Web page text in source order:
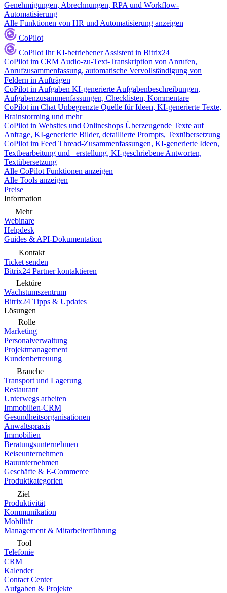
Genehmigungen, Abrechnungen, RPA und Workflow-
Automatisierung
Alle Funktionen von HR und Automatisierung anzeigen
CoPilot
CoPilot Ihr KI-betriebener Assistent in Bitrix24
CoPilot im CRM Audio-zu-Text-Transkription von Anrufen,
Anrufzusammenfassung, automatische Vervollständigung von
Feldern in Aufträgen
CoPilot in Aufgaben KI-generierte Aufgabenbeschreibungen,
Aufgabenzusammenfassungen, Checklisten, Kommentare
CoPilot im Chat Unbegrenzte Quelle für Ideen, KI-generierte Texte,
Brainstorming und mehr
CoPilot in Websites und Onlineshops Überzeugende Texte auf
Anfrage, KI-generierte Bilder, detaillierte Prompts, Textübersetzung
CoPilot im Feed Thread-Zusammenfassungen, KI-generierte Ideen,
Textbearbeitung und –erstellung, KI-geschriebene Antworten,
Textübersetzung
Alle CoPilot Funktionen anzeigen
Alle Tools anzeigen
Preise
Information
Mehr
Webinare
Helpdesk
Guides & API-Dokumentation
Kontakt
Ticket senden
Bitrix24 Partner kontaktieren
Lektüre
Wachstumszentrum
Bitrix24 Tipps & Updates
Lösungen
Rolle
Marketing
Personalverwaltung
Projektmanagement
Kundenbetreuung
Branche
Transport und Lagerung
Restaurant
Unterwegs arbeiten
Immobilien-CRM
Gesundheitsorganisationen
Anwaltspraxis
Immobilien
Beratungsunternehmen
Reiseunternehmen
Bauunternehmen
Geschäfte & E-Commerce
Produktkategorien
Ziel
Produktivität
Kommunikation
Mobilität
Management & Mitarbeiterführung
Tool
Telefonie
CRM
Kalender
Contact Center
Aufgaben & Projekte